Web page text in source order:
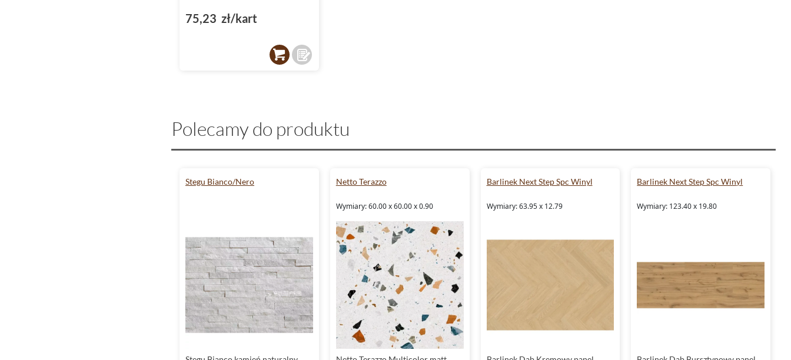
75,23 zł/kart
Polecamy do produktu
Stegu Bianco/Nero Netto Terazzo
Wymiary: 60.00 x 60.00 x 0.90
Barlinek Next Step Spc Winyl
Wymiary: 63.95 x 12.79
Barlinek Next Step Spc Winyl
Wymiary: 123.40 x 19.80